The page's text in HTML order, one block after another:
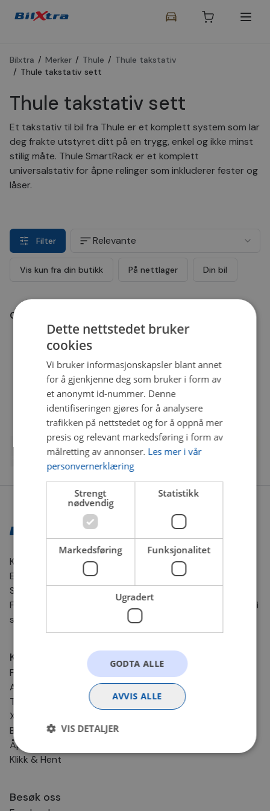
Bilxtra / Merker / Thule / Thule takstativ
/ Thule takstativ sett
Thule takstativ sett
Et takstativ til bil fra Thule er et komplett system som lar
deg frakte utstyret ditt på en trygg, enkel og ikke minst
stilig måte. Thule SmartRack er et komplett
universalstativ for åpne relinger som inkluderer fester og
låser.
Filter Relevante
Vis kun fra din butikk På nettlager Din bil
0
Kontaktinformasjon
E-post:
nettbutikk@bilxtra.no
Sporingsnummer sender vi deg på SMS.
For andre henvendelser kontakt oss gjerne på e-post. Vi
svarer så fort vi kan!
Kundesenter
Frakt og levering
Angrerett og retur
Tips & Råd
Xtra-service
BilXtra Kundeklubb
Åpenhetsloven
Klikk & Hent
Besøk oss
Dette nettstedet bruker
cookies
Vi bruker informasjonskapsler blant annet
for å gjenkjenne deg som bruker i form av
et anonymt id-nummer. Denne
identifiseringen gjøres for å analysere
trafikken på nettstedet og for å oppnå mer
presis og relevant markedsføring i form av
målretting av annonser. Les mer i vår
personvernerklæring
Strengt
nødvendig
Statistikk
Markedsføring Funksjonalitet
Ugradert
GODTA ALLE
AVVIS ALLE
VIS DETALJER
Markedsføring